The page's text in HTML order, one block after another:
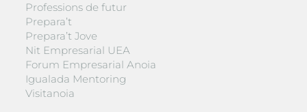
Professions de futur
Prepara’t
Prepara’t Jove
Nit Empresarial UEA
Forum Empresarial Anoia
Igualada Mentoring
Visitanoia